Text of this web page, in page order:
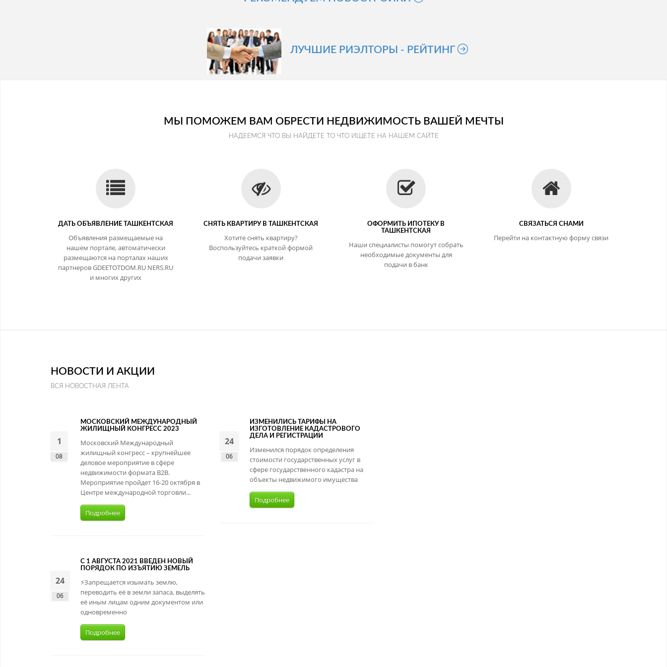
ЛУЧШИЕ РИЭЛТОРЫ - РЕЙТИНГ
МЫ ПОМОЖЕМ ВАМ ОБРЕСТИ НЕДВИЖИМОСТЬ ВАШЕЙ МЕЧТЫ
НАДЕЕМСЯ ЧТО ВЫ НАЙДЕТЕ ТО ЧТО ИЩЕТЕ НА НАШЕМ САЙТЕ
ДАТЬ ОБЪЯВЛЕНИЕ ТАШКЕНТСКАЯ
Объявления размещаемые на
нашем портале, автоматически
размещаются на порталах наших
партнеров GDEETOTDOM.RU NERS.RU
и многих других
СНЯТЬ КВАРТИРУ В ТАШКЕНТСКАЯ
Хотите снять квартиру?
Воспользуйтесь краткой формой
подачи заявки
ОФОРМИТЬ ИПОТЕКУ В
ТАШКЕНТСКАЯ
Наши специалисты помогут собрать
необходимые документы для
подачи в банк
СВЯЗАТЬСЯ СНАМИ
Перейти на контактную форму связи
НОВОСТИ И АКЦИИ
ВСЯ НОВОСТНАЯ ЛЕНТА
1
08
МОСКОВСКИЙ МЕЖДУНАРОДНЫЙ
ЖИЛИЩНЫЙ КОНГРЕСС 2023
Московский Международный
жилищный конгресс – крупнейшее
деловое мероприятие в сфере
недвижимости формата B2B.
Мероприятие пройдет 16-20 октября в
Центре международной торговли...
Подробнее
24
06
ИЗМЕНИЛИСЬ ТАРИФЫ НА
ИЗГОТОВЛЕНИЕ КАДАСТРОВОГО
ДЕЛА И РЕГИСТРАЦИИ
Изменился порядок определения
стоимости государственных услуг в
сфере государственного кадастра на
объекты недвижимого имущества
Подробнее
24
06
С 1 АВГУСТА 2021 ВВЕДЕН НОВЫЙ
ПОРЯДОК ПО ИЗЪЯТИЮ ЗЕМЕЛЬ
⚡️Запрещается изымать землю,
переводить её в земли запаса, выделять
её иным лицам одним документом или
одновременно
Подробнее